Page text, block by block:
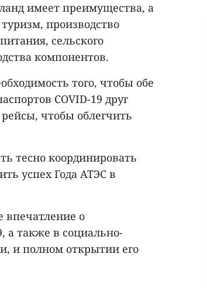
имеет преимущества, а
производство
сельского
компонентов.
того, чтобы обе
COVID-19 друг
чтобы облегчить
тесно координировать
успех Года АТЭС в
впечатление о
а также в социально-
и полном открытии его